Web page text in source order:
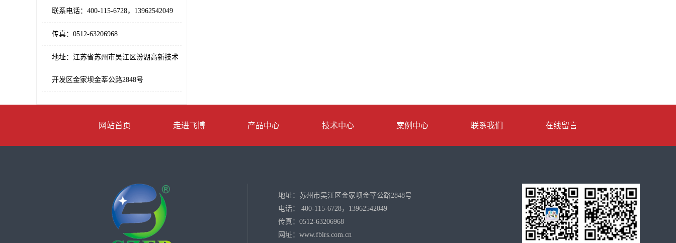
联系电话：400-115-6728，13962542049
传真：0512-63206968
地址：江苏省苏州市吴江区汾湖高新技术
开发区金家坝金莘公路2848号
网站首页 走进飞博 产品中心 技术中心 案例中心 联系我们 在线留言
地址：苏州市吴江区金家坝金莘公路2848号
电话： 400-115-6728，13962542049
传真：0512-63206968
网址：www.fblrs.com.cn